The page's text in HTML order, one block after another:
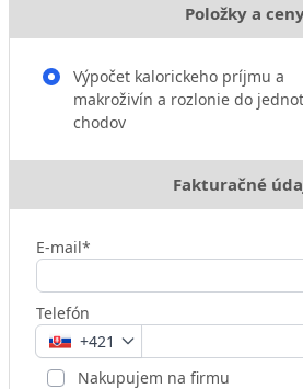
Položky a
Výpočet kalorickeho príjmu a
makroživín a rozlonie do
chodov
Fakturačné
E-mail*
Telefón
+421
Nakupujem na firmu